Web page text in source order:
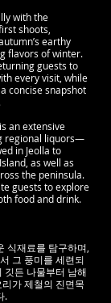
with the
shoots,
earthy
flavors of winter.
guests to
every visit, while
concise snapshot
an extensive
regional liquors—
in Jeolla to
as well as
the peninsula.
guests to explore
food and drink.
식재료를 탐구하며,
그 풍미를 세련되
깃든 나물부터 남해
가 제철의 진면목
.